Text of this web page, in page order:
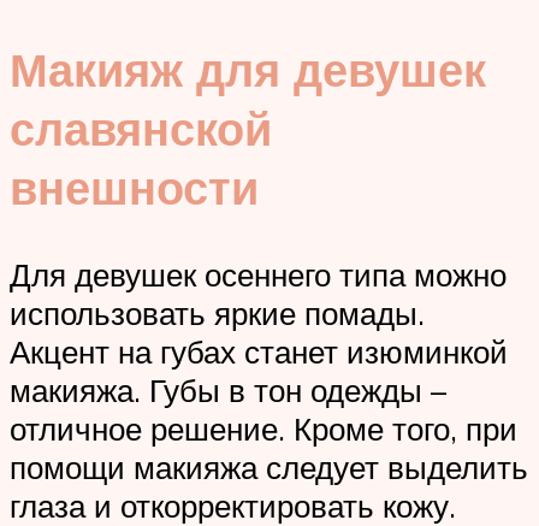
Макияж для девушек
славянской
внешности
Для девушек осеннего типа можно
использовать яркие помады.
Акцент на губах станет изюминкой
макияжа. Губы в тон одежды –
отличное решение. Кроме того, при
помощи макияжа следует выделить
глаза и откорректировать кожу.